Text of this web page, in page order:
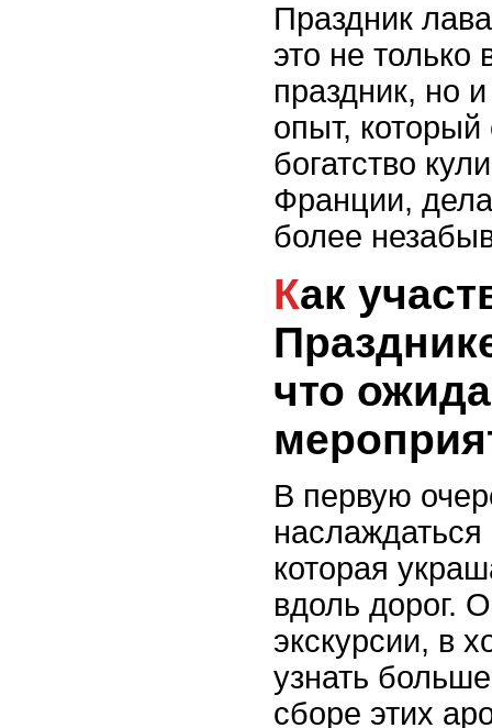
Праздник
это не только
праздник, но
опыт, который
богатство
Франции,
более
Как участвовать в
что
В первую
которая
вдоль дорог.
экскурсии, в
узнать
сборе этих